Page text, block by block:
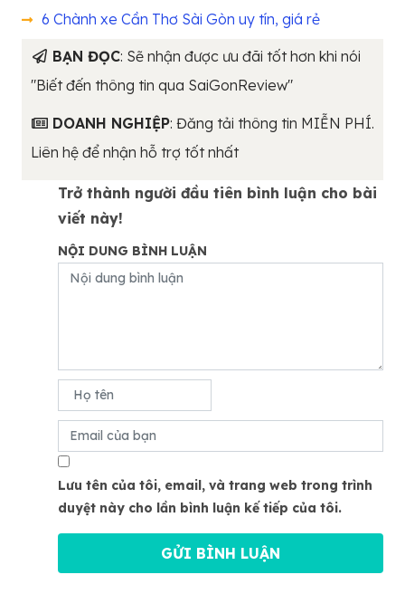
6 Chành xe Cần Thơ Sài Gòn uy tín, giá rẻ
BẠN ĐỌC: Sẽ nhận được ưu đãi tốt hơn khi nói
"Biết đến thông tin qua SaiGonReview"
DOANH NGHIỆP: Đăng tải thông tin MIỄN PHÍ.
Liên hệ để nhận hỗ trợ tốt nhất
Trở thành người đầu tiên bình luận cho bài
viết này!
NỘI DUNG BÌNH LUẬN
Lưu tên của tôi, email, và trang web trong trình
duyệt này cho lần bình luận kế tiếp của tôi.